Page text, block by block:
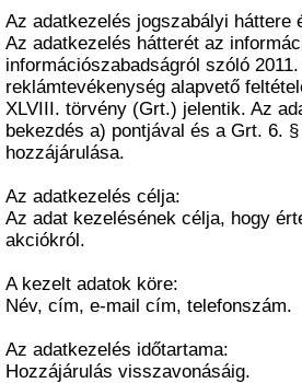
Az adatkezelés jogszabályi háttere
Az adatkezelés hátterét az
információszabadságról szóló
reklámtevékenység alapvető
XLVIII. törvény (Grt.) jelentik. Az
bekezdés a) pontjával és a Grt. 6.
hozzájárulása.
Az adatkezelés célja:
Az adat kezelésének célja, hogy
akciókról.
A kezelt adatok köre:
Név, cím, e-mail cím, telefonszám.
Az adatkezelés időtartama:
Hozzájárulás visszavonásáig.